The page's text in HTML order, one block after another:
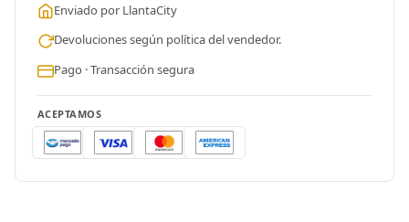
Enviado por LlantaCity
Devoluciones según política del vendedor.
Pago · Transacción segura
ACEPTAMOS